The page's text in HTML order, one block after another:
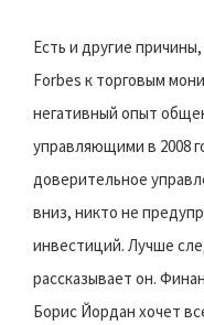
Есть и другие
Forbes к торговым
негативный опыт
управляющими в 2008
доверительное
вниз, никто не
инвестиций. Лучше
рассказывает он.
Борис Йордан хочет